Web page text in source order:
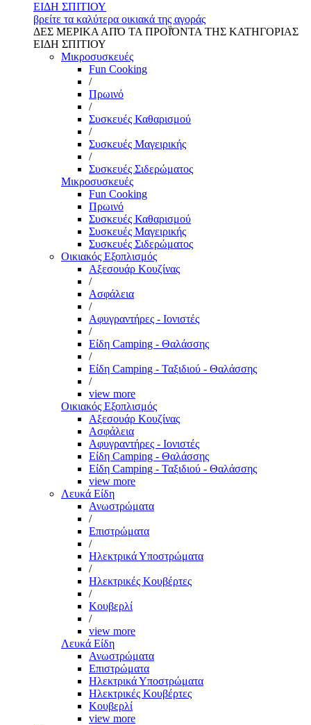
ΕΙΔΗ ΣΠΙΤΙΟΥ
βρείτε τα καλύτερα οικιακά της αγοράς
ΔΕΣ ΜΕΡΙΚΑ ΑΠΌ ΤΑ ΠΡΟΪΌΝΤΑ ΤΗΣ ΚΑΤΗΓΟΡΙΑΣ
ΕΙΔΗ ΣΠΙΤΙΟΥ
Μικροσυσκευές
Fun Cooking
/
Πρωινό
/
Συσκευές Καθαρισμού
/
Συσκευές Μαγειρικής
/
Συσκευές Σιδερώματος
Μικροσυσκευές
Fun Cooking
Πρωινό
Συσκευές Καθαρισμού
Συσκευές Μαγειρικής
Συσκευές Σιδερώματος
Οικιακός Εξοπλισμός
Αξεσουάρ Κουζίνας
/
Ασφάλεια
/
Αφυγραντήρες - Ιονιστές
/
Είδη Camping - Θαλάσσης
/
Είδη Camping - Ταξιδιού - Θαλάσσης
/
view more
Οικιακός Εξοπλισμός
Αξεσουάρ Κουζίνας
Ασφάλεια
Αφυγραντήρες - Ιονιστές
Είδη Camping - Θαλάσσης
Είδη Camping - Ταξιδιού - Θαλάσσης
view more
Λευκά Είδη
Ανωστρώματα
/
Επιστρώματα
/
Ηλεκτρικά Υποστρώματα
/
Ηλεκτρικές Κουβέρτες
/
Κουβερλί
/
view more
Λευκά Είδη
Ανωστρώματα
Επιστρώματα
Ηλεκτρικά Υποστρώματα
Ηλεκτρικές Κουβέρτες
Κουβερλί
view more